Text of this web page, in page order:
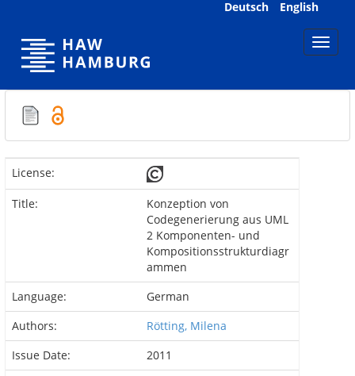
Deutsch English
License:
Title:
Konzeption von
Codegenerierung aus UML
2 Komponenten- und
Kompositionsstrukturdiagr
ammen
Language:
German
Authors:
Rötting, Milena
Issue Date:
2011